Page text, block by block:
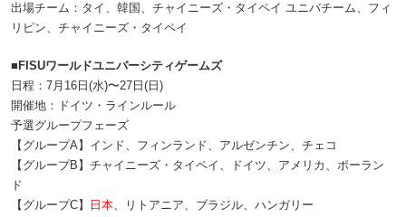
出場チーム：タイ、韓国、チャイニーズ・タイペイ ユニバチーム、フィ
リピン、チャイニーズ・タイペイ
■FISUワールドユニバーシティゲームズ
日程：7月16日(水)〜27日(日)
開催地：ドイツ・ラインルール
予選グループフェーズ
【グループA】インド、フィンランド、アルゼンチン、チェコ
【グループB】チャイニーズ・タイペイ、ドイツ、アメリカ、ポーラン
ド
【グループC】
日本、リトアニア、ブラジル、ハンガリー